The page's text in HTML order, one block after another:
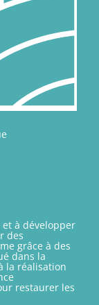
et à développer
des
grâce à des
dans la
la réalisation
restaurer les